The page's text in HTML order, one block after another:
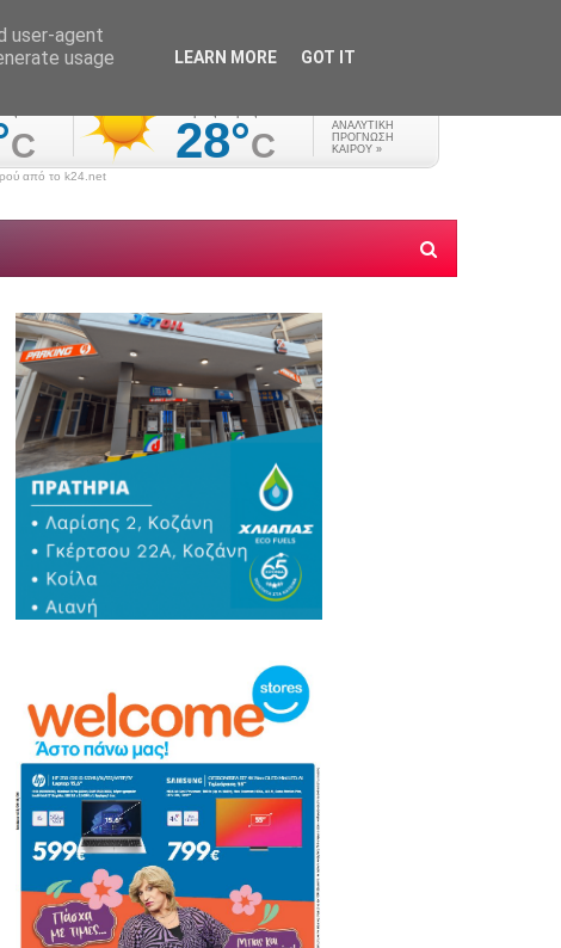
από το k24.net
user-agent
usage
LEARN MORE GOT IT